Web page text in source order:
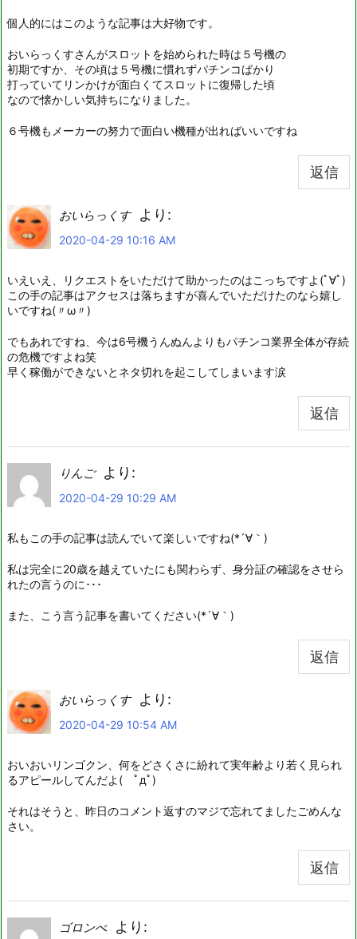
個人的にはこのような記事は大好物です。
おいらっくすさんがスロットを始められた時は５号機の
初期ですか、その頃は５号機に慣れずパチンコばかり
打っていてリンかけが面白くてスロットに復帰した頃
なので懐かしい気持ちになりました。
６号機もメーカーの努力で面白い機種が出ればいいですね
返信
おいらっくす より:
2020-04-29 10:16 AM
いえいえ、リクエストをいただけて助かったのはこっちですよ(ﾟ∀ﾟ)
この手の記事はアクセスは落ちますが喜んでいただけたのなら嬉し
いですね(〃ω〃)
でもあれですね、今は6号機うんぬんよりもパチンコ業界全体が存続
の危機ですよね笑
早く稼働ができないとネタ切れを起こしてしまいます涙
返信
りんご より:
2020-04-29 10:29 AM
私もこの手の記事は読んでいて楽しいですね(*´∀｀)
私は完全に20歳を越えていたにも関わらず、身分証の確認をさせら
れたの言うのに･･･
また、こう言う記事を書いてください(*´∀｀)
返信
おいらっくす より:
2020-04-29 10:54 AM
おいおいリンゴクン、何をどさくさに紛れて実年齢より若く見られ
るアピールしてんだよ( ﾟдﾟ)
それはそうと、昨日のコメント返すのマジで忘れてましたごめんな
さい。
返信
ゴロンべ より: